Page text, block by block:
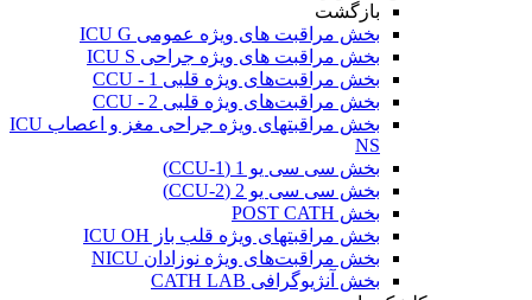
بازگشت
بخش مراقبت های ویژه عمومی ICU G
بخش مراقبت های ویژه جراحی ICU S
بخش مراقبت‌های ویژه قلبی CCU - 1
بخش مراقبت‌های ویژه قلبی CCU - 2
بخش مراقبتهای ویژه جراحی مغز و اعصاب ICU
NS
بخش سی سی یو 1 (CCU-1)
بخش سی سی یو 2 (CCU-2)
بخش POST CATH
بخش مراقبتهای ویژه قلب باز ICU OH
بخش مراقبت‌های ویژه نوزادان NICU
بخش آنژیوگرافی CATH LAB